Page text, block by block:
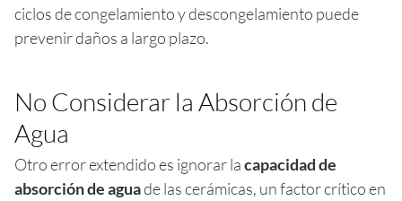
ciclos de congelamiento y descongelamiento puede
prevenir daños a largo plazo.
No Considerar la Absorción de
Agua
Otro error extendido es ignorar lacapacidad de
absorción de aguade las cerámicas, un factor crítico en